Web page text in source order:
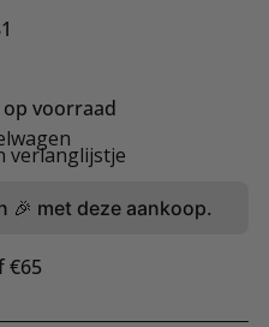
op voorraad
verlanglijstje
🎉 met deze aankoop.
€65